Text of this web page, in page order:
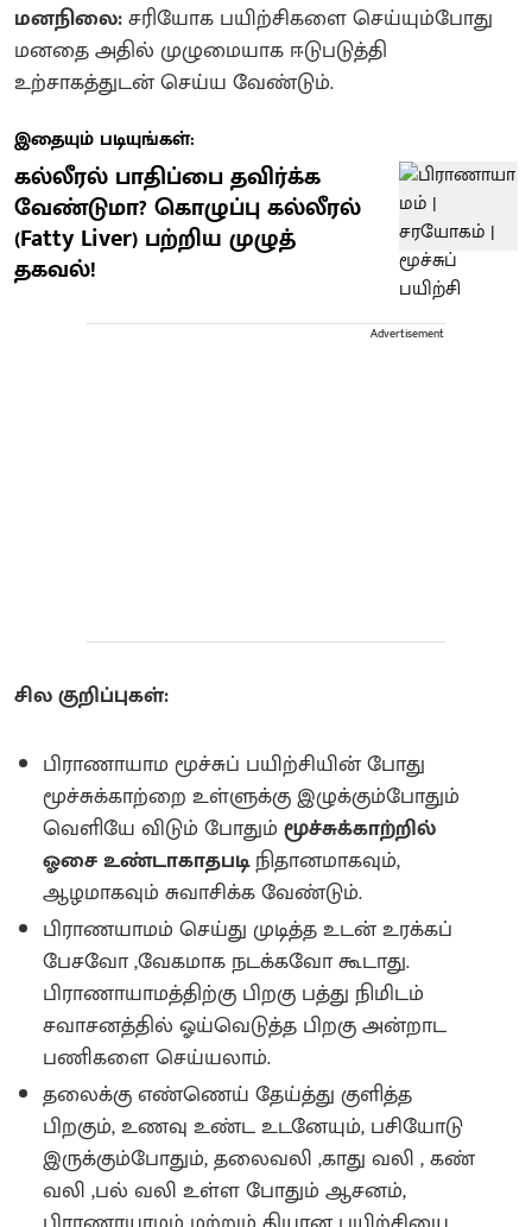
மனநிலை:சரியோக பயிற்சிகளை செய்யும்போது
மனதை அதில் முழுமையாக ஈடுபடுத்தி
உற்சாகத்துடன் செய்ய வேண்டும்.
இதையும் படியுங்கள்:
கல்லீரல் பாதிப்பை தவிர்க்க
வேண்டுமா? கொழுப்பு கல்லீரல்
(Fatty Liver) பற்றிய முழுத்
தகவல்!
Advertisement
சில குறிப்புகள்:
பிராணாயாம மூச்சுப் பயிற்சியின் போது
மூச்சுக்காற்றை உள்ளுக்கு இழுக்கும்போதும்
வெளியே விடும் போதும் மூச்சுக்காற்றில்
ஓசை உண்டாகாதபடிநிதானமாகவும்,
ஆழமாகவும் சுவாசிக்க வேண்டும்.
பிராணயாமம் செய்து முடித்த உடன் உரக்கப்
பேசவோ ,வேகமாக நடக்கவோ கூடாது.
பிராணாயாமத்திற்கு பிறகு பத்து நிமிடம்
சவாசனத்தில் ஓய்வெடுத்த பிறகு அன்றாட
பணிகளை செய்யலாம்.
தலைக்கு எண்ணெய் தேய்த்து குளித்த
பிறகும், உணவு உண்ட உடனேயும், பசியோடு
இருக்கும்போதும், தலைவலி ,காது வலி , கண்
வலி ,பல் வலி உள்ள போதும் ஆசனம்,